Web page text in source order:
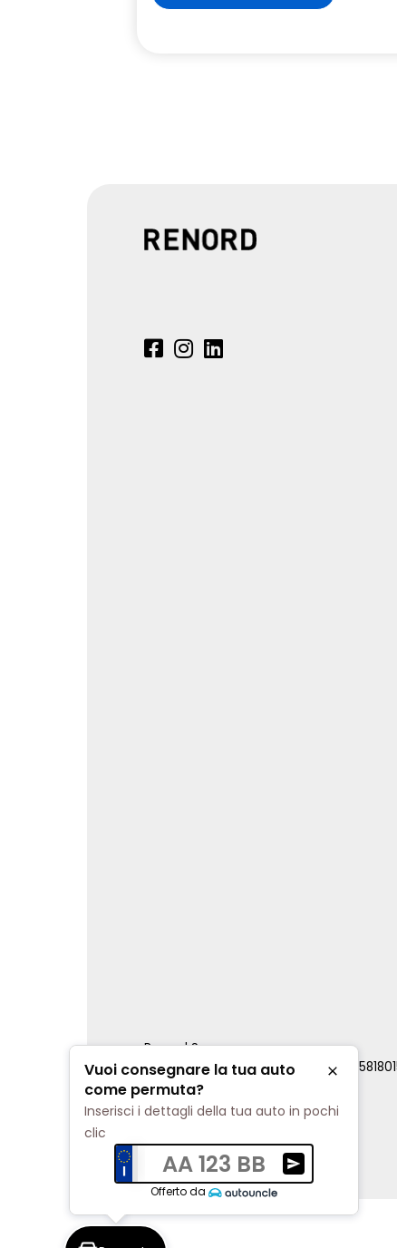
Renord S.p.a.
REA Milano 810796 | P.IVA e C.F.
Cookie Policy
Privacy Policy
Impostazioni di tracciamento
Vuoi consegnare la tua auto
come permuta?
Chiudi
Inserisci i dettagli della tua auto in pochi
clic
AA 123 BB
Ricevi una
Offerto da